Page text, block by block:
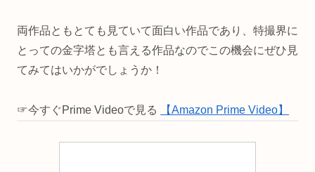
両作品ともとても見ていて面白い作品であり、特撮界に
とっての金字塔とも言える作品なのでこの機会にぜひ見
てみてはいかがでしょうか！
☞今すぐPrime Videoで見る 【Amazon Prime Video】